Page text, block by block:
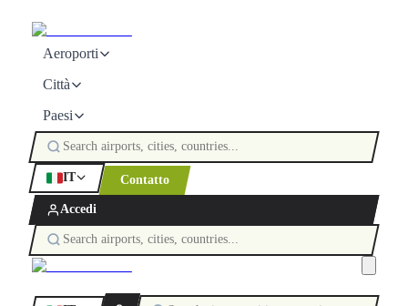
Aeroporti
Città
Paesi
IT Contatto
Accedi